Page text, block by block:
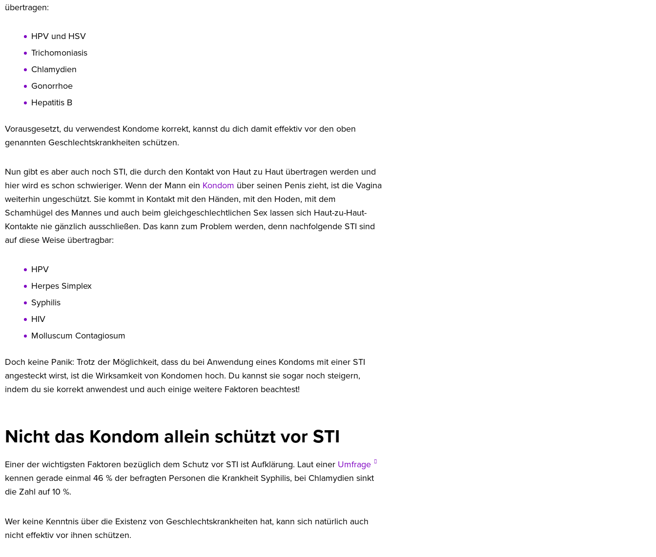
übertragen:
HPV und HSV
Trichomoniasis
Chlamydien
Gonorrhoe
Hepatitis B
Vorausgesetzt, du verwendest Kondome korrekt, kannst du dich damit effektiv vor den oben
genannten Geschlechtskrankheiten schützen.
Nun gibt es aber auch noch STI, die durch den Kontakt von Haut zu Haut übertragen werden und
hier wird es schon schwieriger. Wenn der Mann ein Kondom über seinen Penis zieht, ist die Vagina
weiterhin ungeschützt. Sie kommt in Kontakt mit den Händen, mit den Hoden, mit dem
Schamhügel des Mannes und auch beim gleichgeschlechtlichen Sex lassen sich Haut-zu-Haut-
Kontakte nie gänzlich ausschließen. Das kann zum Problem werden, denn nachfolgende STI sind
auf diese Weise übertragbar:
HPV
Herpes Simplex
Syphilis
HIV
Molluscum Contagiosum
Doch keine Panik: Trotz der Möglichkeit, dass du bei Anwendung eines Kondoms mit einer STI
angesteckt wirst, ist die Wirksamkeit von Kondomen hoch. Du kannst sie sogar noch steigern,
indem du sie korrekt anwendest und auch einige weitere Faktoren beachtest!
Nicht das Kondom allein schützt vor STI
Einer der wichtigsten Faktoren bezüglich dem Schutz vor STI ist Aufklärung. Laut einer Umfrage
kennen gerade einmal 46 % der befragten Personen die Krankheit Syphilis, bei Chlamydien sinkt
die Zahl auf 10 %.
Wer keine Kenntnis über die Existenz von Geschlechtskrankheiten hat, kann sich natürlich auch
nicht effektiv vor ihnen schützen.